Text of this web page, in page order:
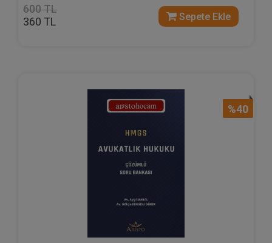
600 TL
360 TL Sepete Ekle
%40